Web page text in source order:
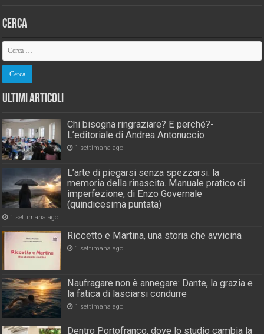
Cerca
Ultimi Articoli
Chi bisogna ringraziare? E perché?-
L’editoriale di Andrea Antonuccio
1 settimana ago
L’arte di piegarsi senza spezzarsi: la
memoria della rinascita. Manuale pratico di
imperfezione, di Enzo Governale
(quindicesima puntata)
1 settimana ago
Riccetto e Martina, una storia che avvicina
1 settimana ago
Naufragare non è annegare: Dante, la grazia e
la fatica di lasciarsi condurre
1 settimana ago
Dentro Portofranco, dove lo studio cambia la